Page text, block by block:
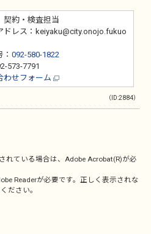
約・検査担当
ドレス：keiyaku@city.onojo.fukuo
092-580-1822
573-7791
わせフォーム
（ID:2884）
れている場合は、Adobe Acrobat(R)が必
Readerが必要です。正しく表示されな
ださい。